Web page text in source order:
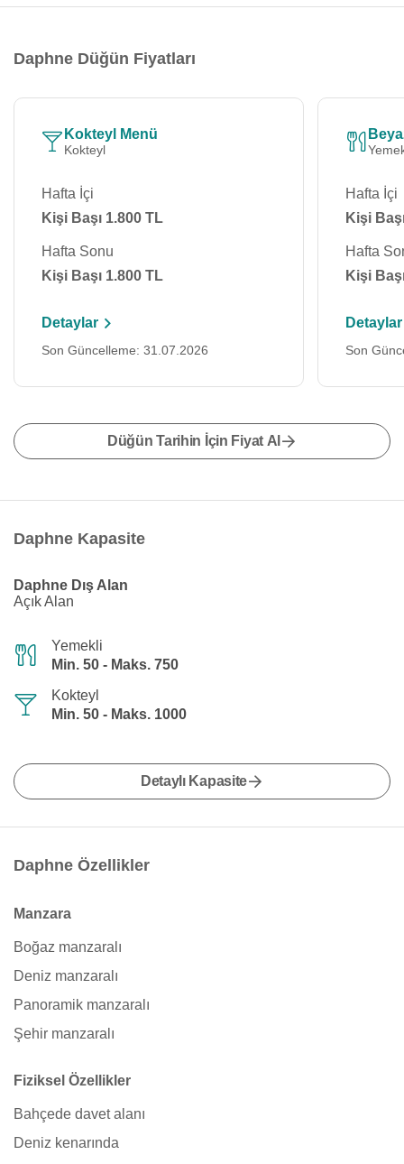
Daphne Düğün Fiyatları
Kokteyl Menü
Kokteyl
Hafta İçi
Kişi Başı 1.800 TL
Hafta Sonu
Kişi Başı 1.800 TL
Detaylar
Son Güncelleme: 31.07.2026
Hafta İçi
Kişi
Hafta
Kişi
Detaylar
Son
Düğün Tarihin İçin Fiyat Al
Daphne Kapasite
Daphne Dış Alan
Açık Alan
Yemekli
Min. 50 - Maks. 750
Kokteyl
Min. 50 - Maks. 1000
Detaylı Kapasite
Daphne Özellikler
Manzara
Boğaz manzaralı
Deniz manzaralı
Panoramik manzaralı
Şehir manzaralı
Fiziksel Özellikler
Bahçede davet alanı
Deniz kenarında